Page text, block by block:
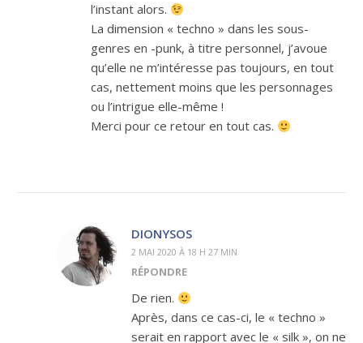
l’instant alors.
La dimension « techno » dans les sous-
genres en -punk, à titre personnel, j’avoue
qu’elle ne m’intéresse pas toujours, en tout
cas, nettement moins que les personnages
ou l’intrigue elle-même !
Merci pour ce retour en tout cas.
DIONYSOS
2 MAI 2020 À 18 H 27 MIN
RÉPONDRE
De rien.
Après, dans ce cas-ci, le « techno »
serait en rapport avec le « silk », on ne